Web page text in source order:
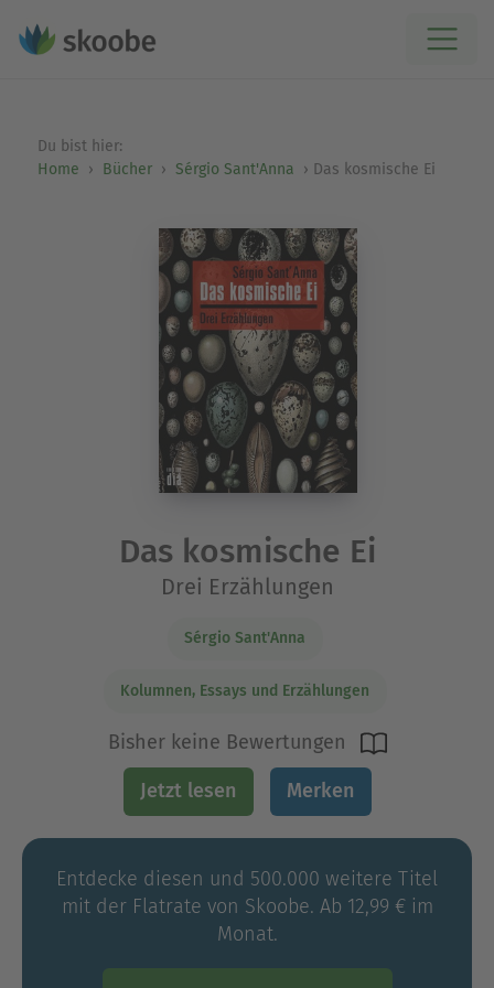
Du bist hier:
Home
Bücher Sérgio Sant'Anna Das kosmische Ei
Das kosmische Ei
Drei Erzählungen
Sérgio Sant'Anna
Kolumnen, Essays und Erzählungen
Bisher keine Bewertungen
Jetzt lesen Merken
Entdecke diesen und 500.000 weitere Titel
mit der Flatrate von Skoobe. Ab 12,99 € im
Monat.